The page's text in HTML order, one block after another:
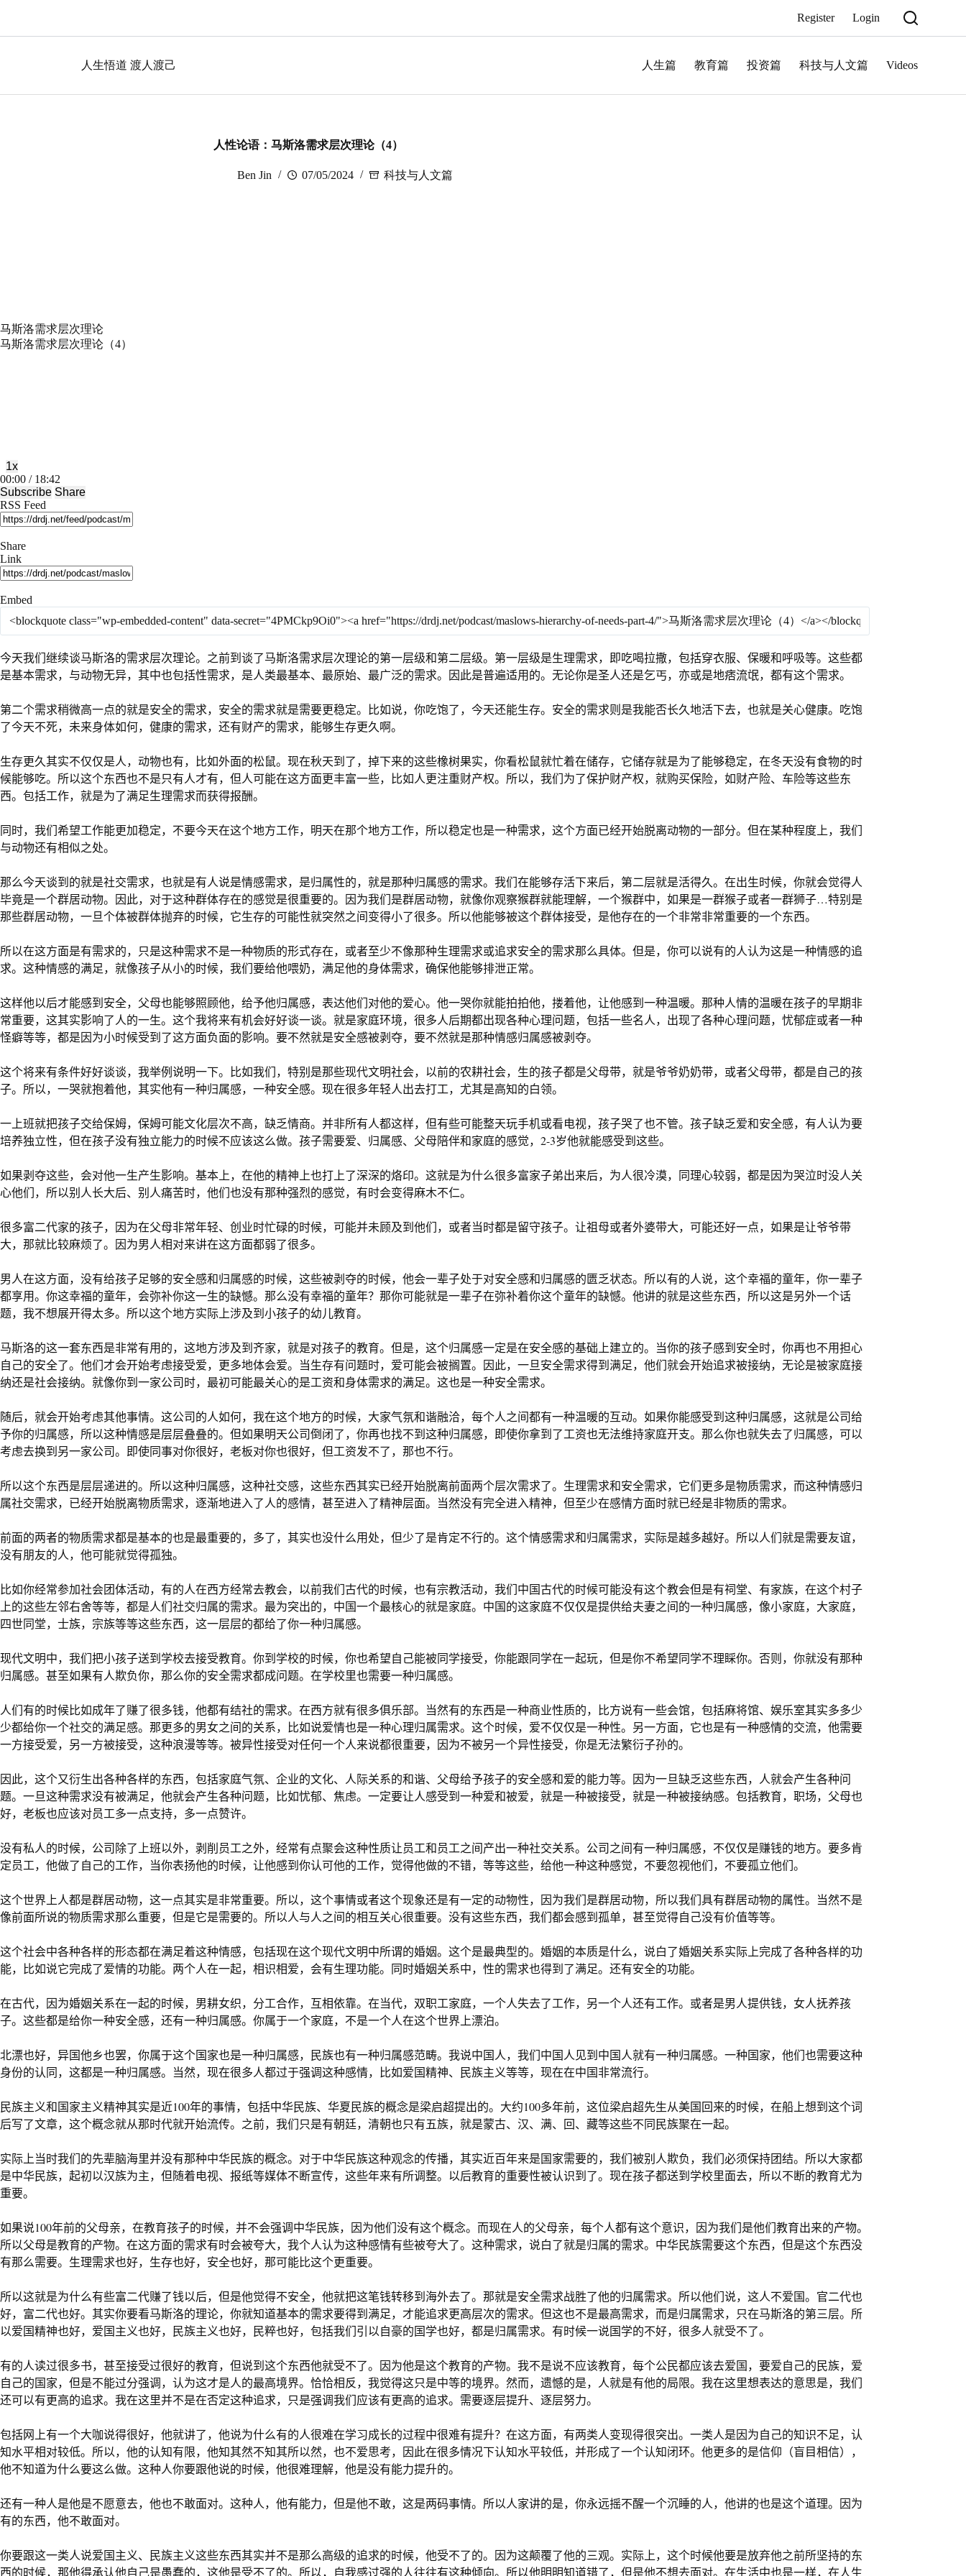
Register Login
人生悟道 渡人渡己 人生篇 教育篇 投资篇 科技与人文篇 Videos
人性论语：马斯洛需求层次理论（4）
Ben Jin 07/05/2024 科技与人文篇
马斯洛需求层次理论
马斯洛需求层次理论（4）
Mute/Unmute
Episode
Rewind
10
Seconds
1x
Fast
Forward
30
seconds
00:00 / 18:42
Subscribe Share
RSS Feed
Share
Link
Embed
今天我们继续谈马斯洛的需求层次理论。之前到谈了马斯洛需求层次理论的第一层级和第二层级。第一层级是生理需求，即吃喝拉撒，包括穿衣服、保暖和呼吸等。这些都
是基本需求，与动物无异，其中也包括性需求，是人类最基本、最原始、最广泛的需求。因此是普遍适用的。无论你是圣人还是乞丐，亦或是地痞流氓，都有这个需求。
第二个需求稍微高一点的就是安全的需求，安全的需求就是需要更稳定。比如说，你吃饱了，今天还能生存。安全的需求则是我能否长久地活下去，也就是关心健康。吃饱
了今天不死，未来身体如何，健康的需求，还有财产的需求，能够生存更久啊。
生存更久其实不仅仅是人，动物也有，比如外面的松鼠。现在秋天到了，掉下来的这些橡树果实，你看松鼠就忙着在储存，它储存就是为了能够稳定，在冬天没有食物的时
候能够吃。所以这个东西也不是只有人才有，但人可能在这方面更丰富一些，比如人更注重财产权。所以，我们为了保护财产权，就购买保险，如财产险、车险等这些东
西。包括工作，就是为了满足生理需求而获得报酬。
同时，我们希望工作能更加稳定，不要今天在这个地方工作，明天在那个地方工作，所以稳定也是一种需求，这个方面已经开始脱离动物的一部分。但在某种程度上，我们
与动物还有相似之处。
那么今天谈到的就是社交需求，也就是有人说是情感需求，是归属性的，就是那种归属感的需求。我们在能够存活下来后，第二层就是活得久。在出生时候，你就会觉得人
毕竟是一个群居动物。因此，对于这种群体存在的感觉是很重要的。因为我们是群居动物，就像你观察猴群就能理解，一个猴群中，如果是一群猴子或者一群狮子…特别是
那些群居动物，一旦个体被群体抛弃的时候，它生存的可能性就突然之间变得小了很多。所以他能够被这个群体接受，是他存在的一个非常非常重要的一个东西。
所以在这方面是有需求的，只是这种需求不是一种物质的形式存在，或者至少不像那种生理需求或追求安全的需求那么具体。但是，你可以说有的人认为这是一种情感的追
求。这种情感的满足，就像孩子从小的时候，我们要给他喂奶，满足他的身体需求，确保他能够排泄正常。
这样他以后才能感到安全，父母也能够照顾他，给予他归属感，表达他们对他的爱心。他一哭你就能拍拍他，搂着他，让他感到一种温暖。那种人情的温暖在孩子的早期非
常重要，这其实影响了人的一生。这个我将来有机会好好谈一谈。就是家庭环境，很多人后期都出现各种心理问题，包括一些名人，出现了各种心理问题，忧郁症或者一种
怪癖等等，都是因为小时候受到了这方面负面的影响。要不然就是安全感被剥夺，要不然就是那种情感归属感被剥夺。
这个将来有条件好好谈谈，我举例说明一下。比如我们，特别是那些现代文明社会，以前的农耕社会，生的孩子都是父母带，就是爷爷奶奶带，或者父母带，都是自己的孩
子。所以，一哭就抱着他，其实他有一种归属感，一种安全感。现在很多年轻人出去打工，尤其是高知的白领。
一上班就把孩子交给保姆，保姆可能文化层次不高，缺乏情商。并非所有人都这样，但有些可能整天玩手机或看电视，孩子哭了也不管。孩子缺乏爱和安全感，有人认为要
培养独立性，但在孩子没有独立能力的时候不应该这么做。孩子需要爱、归属感、父母陪伴和家庭的感觉， 2-3岁他就能感受到这些。
如果剥夺这些，会对他一生产生影响。基本上，在他的精神上也打上了深深的烙印。这就是为什么很多富家子弟出来后，为人很冷漠，同理心较弱，都是因为哭泣时没人关
心他们，所以别人长大后、别人痛苦时，他们也没有那种强烈的感觉，有时会变得麻木不仁。
很多富二代家的孩子，因为在父母非常年轻、创业时忙碌的时候，可能并未顾及到他们，或者当时都是留守孩子。让祖母或者外婆带大，可能还好一点，如果是让爷爷带
大，那就比较麻烦了。因为男人相对来讲在这方面都弱了很多。
男人在这方面，没有给孩子足够的安全感和归属感的时候，这些被剥夺的时候，他会一辈子处于对安全感和归属感的匮乏状态。所以有的人说，这个幸福的童年，你一辈子
都享用。你这幸福的童年，会弥补你这一生的缺憾。那么没有幸福的童年？那你可能就是一辈子在弥补着你这个童年的缺憾。他讲的就是这些东西，所以这是另外一个话
题，我不想展开得太多。所以这个地方实际上涉及到小孩子的幼儿教育。
马斯洛的这一套东西是非常有用的，这地方涉及到齐家，就是对孩子的教育。但是，这个归属感一定是在安全感的基础上建立的。当你的孩子感到安全时，你再也不用担心
自己的安全了。他们才会开始考虑接受爱，更多地体会爱。当生存有问题时，爱可能会被搁置。因此，一旦安全需求得到满足，他们就会开始追求被接纳，无论是被家庭接
纳还是社会接纳。就像你到一家公司时，最初可能最关心的是工资和身体需求的满足。这也是一种安全需求。
随后，就会开始考虑其他事情。这公司的人如何，我在这个地方的时候，大家气氛和谐融洽，每个人之间都有一种温暖的互动。如果你能感受到这种归属感，这就是公司给
予你的归属感，所以这种情感是层层叠叠的。但如果明天公司倒闭了，你再也找不到这种归属感，即使你拿到了工资也无法维持家庭开支。那么你也就失去了归属感，可以
考虑去换到另一家公司。即使同事对你很好，老板对你也很好，但工资发不了，那也不行。
所以这个东西是层层递进的。所以这种归属感，这种社交感，这些东西其实已经开始脱离前面两个层次需求了。生理需求和安全需求，它们更多是物质需求，而这种情感归
属社交需求，已经开始脱离物质需求，逐渐地进入了人的感情，甚至进入了精神层面。当然没有完全进入精神，但至少在感情方面时就已经是非物质的需求。
前面的两者的物质需求都是基本的也是最重要的，多了，其实也没什么用处，但少了是肯定不行的。这个情感需求和归属需求，实际是越多越好。所以人们就是需要友谊，
没有朋友的人，他可能就觉得孤独。
比如你经常参加社会团体活动，有的人在西方经常去教会，以前我们古代的时候，也有宗教活动，我们中国古代的时候可能没有这个教会但是有祠堂、有家族，在这个村子
上的这些左邻右舍等等，都是人们社交归属的需求。最为突出的，中国一个最核心的就是家庭。中国的这家庭不仅仅是提供给夫妻之间的一种归属感，像小家庭，大家庭，
四世同堂，士族，宗族等等这些东西，这一层层的都给了你一种归属感。
现代文明中，我们把小孩子送到学校去接受教育。你到学校的时候，你也希望自己能被同学接受，你能跟同学在一起玩，但是你不希望同学不理睬你。否则，你就没有那种
归属感。甚至如果有人欺负你，那么你的安全需求都成问题。在学校里也需要一种归属感。
人们有的时候比如成年了赚了很多钱，他都有结社的需求。在西方就有很多俱乐部。当然有的东西是一种商业性质的，比方说有一些会馆，包括麻将馆、娱乐室其实多多少
少都给你一个社交的满足感。那更多的男女之间的关系，比如说爱情也是一种心理归属需求。这个时候，爱不仅仅是一种性。另一方面，它也是有一种感情的交流，他需要
一方接受爱，另一方被接受，这种浪漫等等。被异性接受对任何一个人来说都很重要，因为不被另一个异性接受，你是无法繁衍子孙的。
因此，这个又衍生出各种各样的东西，包括家庭气氛、企业的文化、人际关系的和谐、父母给予孩子的安全感和爱的能力等。因为一旦缺乏这些东西，人就会产生各种问
题。一旦这种需求没有被满足，他就会产生各种问题，比如忧郁、焦虑。一定要让人感受到一种爱和被爱，就是一种被接受，就是一种被接纳感。包括教育，职场，父母也
好，老板也应该对员工多一点支持，多一点赞许。
没有私人的时候，公司除了上班以外，剥削员工之外，经常有点聚会这种性质让员工和员工之间产出一种社交关系。公司之间有一种归属感，不仅仅是赚钱的地方。要多肯
定员工，他做了自己的工作，当你表扬他的时候，让他感到你认可他的工作，觉得他做的不错，等等这些，给他一种这种感觉，不要忽视他们，不要孤立他们。
这个世界上人都是群居动物，这一点其实是非常重要。所以，这个事情或者这个现象还是有一定的动物性，因为我们是群居动物，所以我们具有群居动物的属性。当然不是
像前面所说的物质需求那么重要，但是它是需要的。所以人与人之间的相互关心很重要。没有这些东西，我们都会感到孤单，甚至觉得自己没有价值等等。
这个社会中各种各样的形态都在满足着这种情感，包括现在这个现代文明中所谓的婚姻。这个是最典型的。婚姻的本质是什么，说白了婚姻关系实际上完成了各种各样的功
能，比如说它完成了爱情的功能。两个人在一起，相识相爱，会有生理功能。同时婚姻关系中，性的需求也得到了满足。还有安全的功能。
在古代，因为婚姻关系在一起的时候，男耕女织，分工合作，互相依靠。在当代，双职工家庭，一个人失去了工作，另一个人还有工作。或者是男人提供钱，女人抚养孩
子。这些都是给你一种安全感，还有一种归属感。你属于一个家庭，不是一个人在这个世界上漂泊。
北漂也好，异国他乡也罢，你属于这个国家也是一种归属感，民族也有一种归属感范畴。我说中国人，我们中国人见到中国人就有一种归属感。一种国家，他们也需要这种
身份的认同，这都是一种归属感。当然，现在很多人都过于强调这种感情，比如爱国精神、民族主义等等，现在在中国非常流行。
民族主义和国家主义精神其实是近100年的事情，包括中华民族、华夏民族的概念是梁启超提出的。大约100多年前，这位梁启超先生从美国回来的时候，在船上想到这个词
后写了文章，这个概念就从那时代就开始流传。之前，我们只是有朝廷，清朝也只有五族，就是蒙古、汉、满、回、藏等这些不同民族聚在一起。
实际上当时我们的先辈脑海里并没有那种中华民族的概念。对于中华民族这种观念的传播，其实近百年来是国家需要的，我们被别人欺负，我们必须保持团结。所以大家都
是中华民族，起初以汉族为主，但随着电视、报纸等媒体不断宣传，这些年来有所调整。以后教育的重要性被认识到了。现在孩子都送到学校里面去，所以不断的教育尤为
重要。
如果说100年前的父母亲，在教育孩子的时候，并不会强调中华民族，因为他们没有这个概念。而现在人的父母亲，每个人都有这个意识，因为我们是他们教育出来的产物。
所以父母是教育的产物。在这方面的需求有时会被夸大，我个人认为这种感情有些被夸大了。这种需求，说白了就是归属的需求。中华民族需要这个东西，但是这个东西没
有那么需要。生理需求也好，生存也好，安全也好，那可能比这个更重要。
所以这就是为什么有些富二代赚了钱以后，但是他觉得不安全，他就把这笔钱转移到海外去了。那就是安全需求战胜了他的归属需求。所以他们说，这人不爱国。官二代也
好，富二代也好。其实你要看马斯洛的理论，你就知道基本的需求要得到满足，才能追求更高层次的需求。但这也不是最高需求，而是归属需求，只在马斯洛的第三层。所
以爱国精神也好，爱国主义也好，民族主义也好，民粹也好，包括我们引以自豪的国学也好，都是归属需求。有时候一说国学的不好，很多人就受不了。
有的人读过很多书，甚至接受过很好的教育，但说到这个东西他就受不了。因为他是这个教育的产物。我不是说不应该教育，每个公民都应该去爱国，要爱自己的民族，爱
自己的国家，但是不能过分强调，认为这才是人的最高境界。恰恰相反，我觉得这只是中等的境界。然而，遗憾的是，人就是有他的局限。我在这里想表达的意思是，我们
还可以有更高的追求。我在这里并不是在否定这种追求，只是强调我们应该有更高的追求。需要逐层提升、逐层努力。
包括网上有一个大咖说得很好，他就讲了，他说为什么有的人很难在学习成长的过程中很难有提升？在这方面，有两类人变现得很突出。一类人是因为自己的知识不足，认
知水平相对较低。所以，他的认知有限，他知其然不知其所以然，也不爱思考，因此在很多情况下认知水平较低，并形成了一个认知闭环。他更多的是信仰（盲目相信），
他不知道为什么要这么做。这种人你要跟他说的时候，他很难理解，他是没有能力提升的。
还有一种人是他是不愿意去，他也不敢面对。这种人，他有能力，但是他不敢，这是两码事情。所以人家讲的是，你永远摇不醒一个沉睡的人，他讲的也是这个道理。因为
有的东西，他不敢面对。
你要跟这一类人说爱国主义、民族主义这些东西其实并不是那么高级的追求的时候，他受不了的。因为这颠覆了他的三观。实际上，这个时候他要是放弃他之前所坚持的东
西的时候，那他得承认他自己是愚蠢的，这他是受不了的。所以，自我感过强的人往往有这种倾向。所以他明明知道错了，但是他不想去面对。在生活中也是一样，在人生